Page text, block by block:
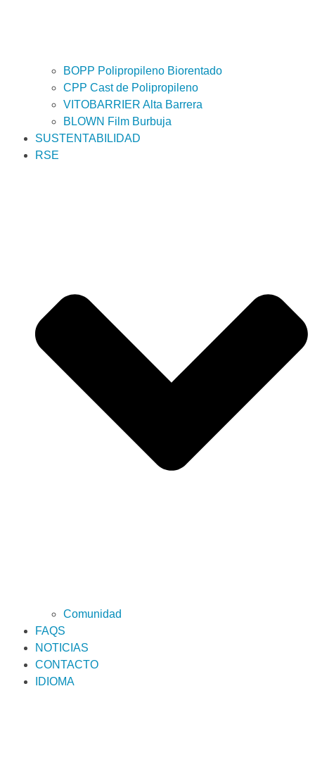
BOPP Polipropileno Biorentado
CPP Cast de Polipropileno
VITOBARRIER Alta Barrera
BLOWN Film Burbuja
SUSTENTABILIDAD
RSE
Comunidad
FAQS
NOTICIAS
CONTACTO
IDIOMA